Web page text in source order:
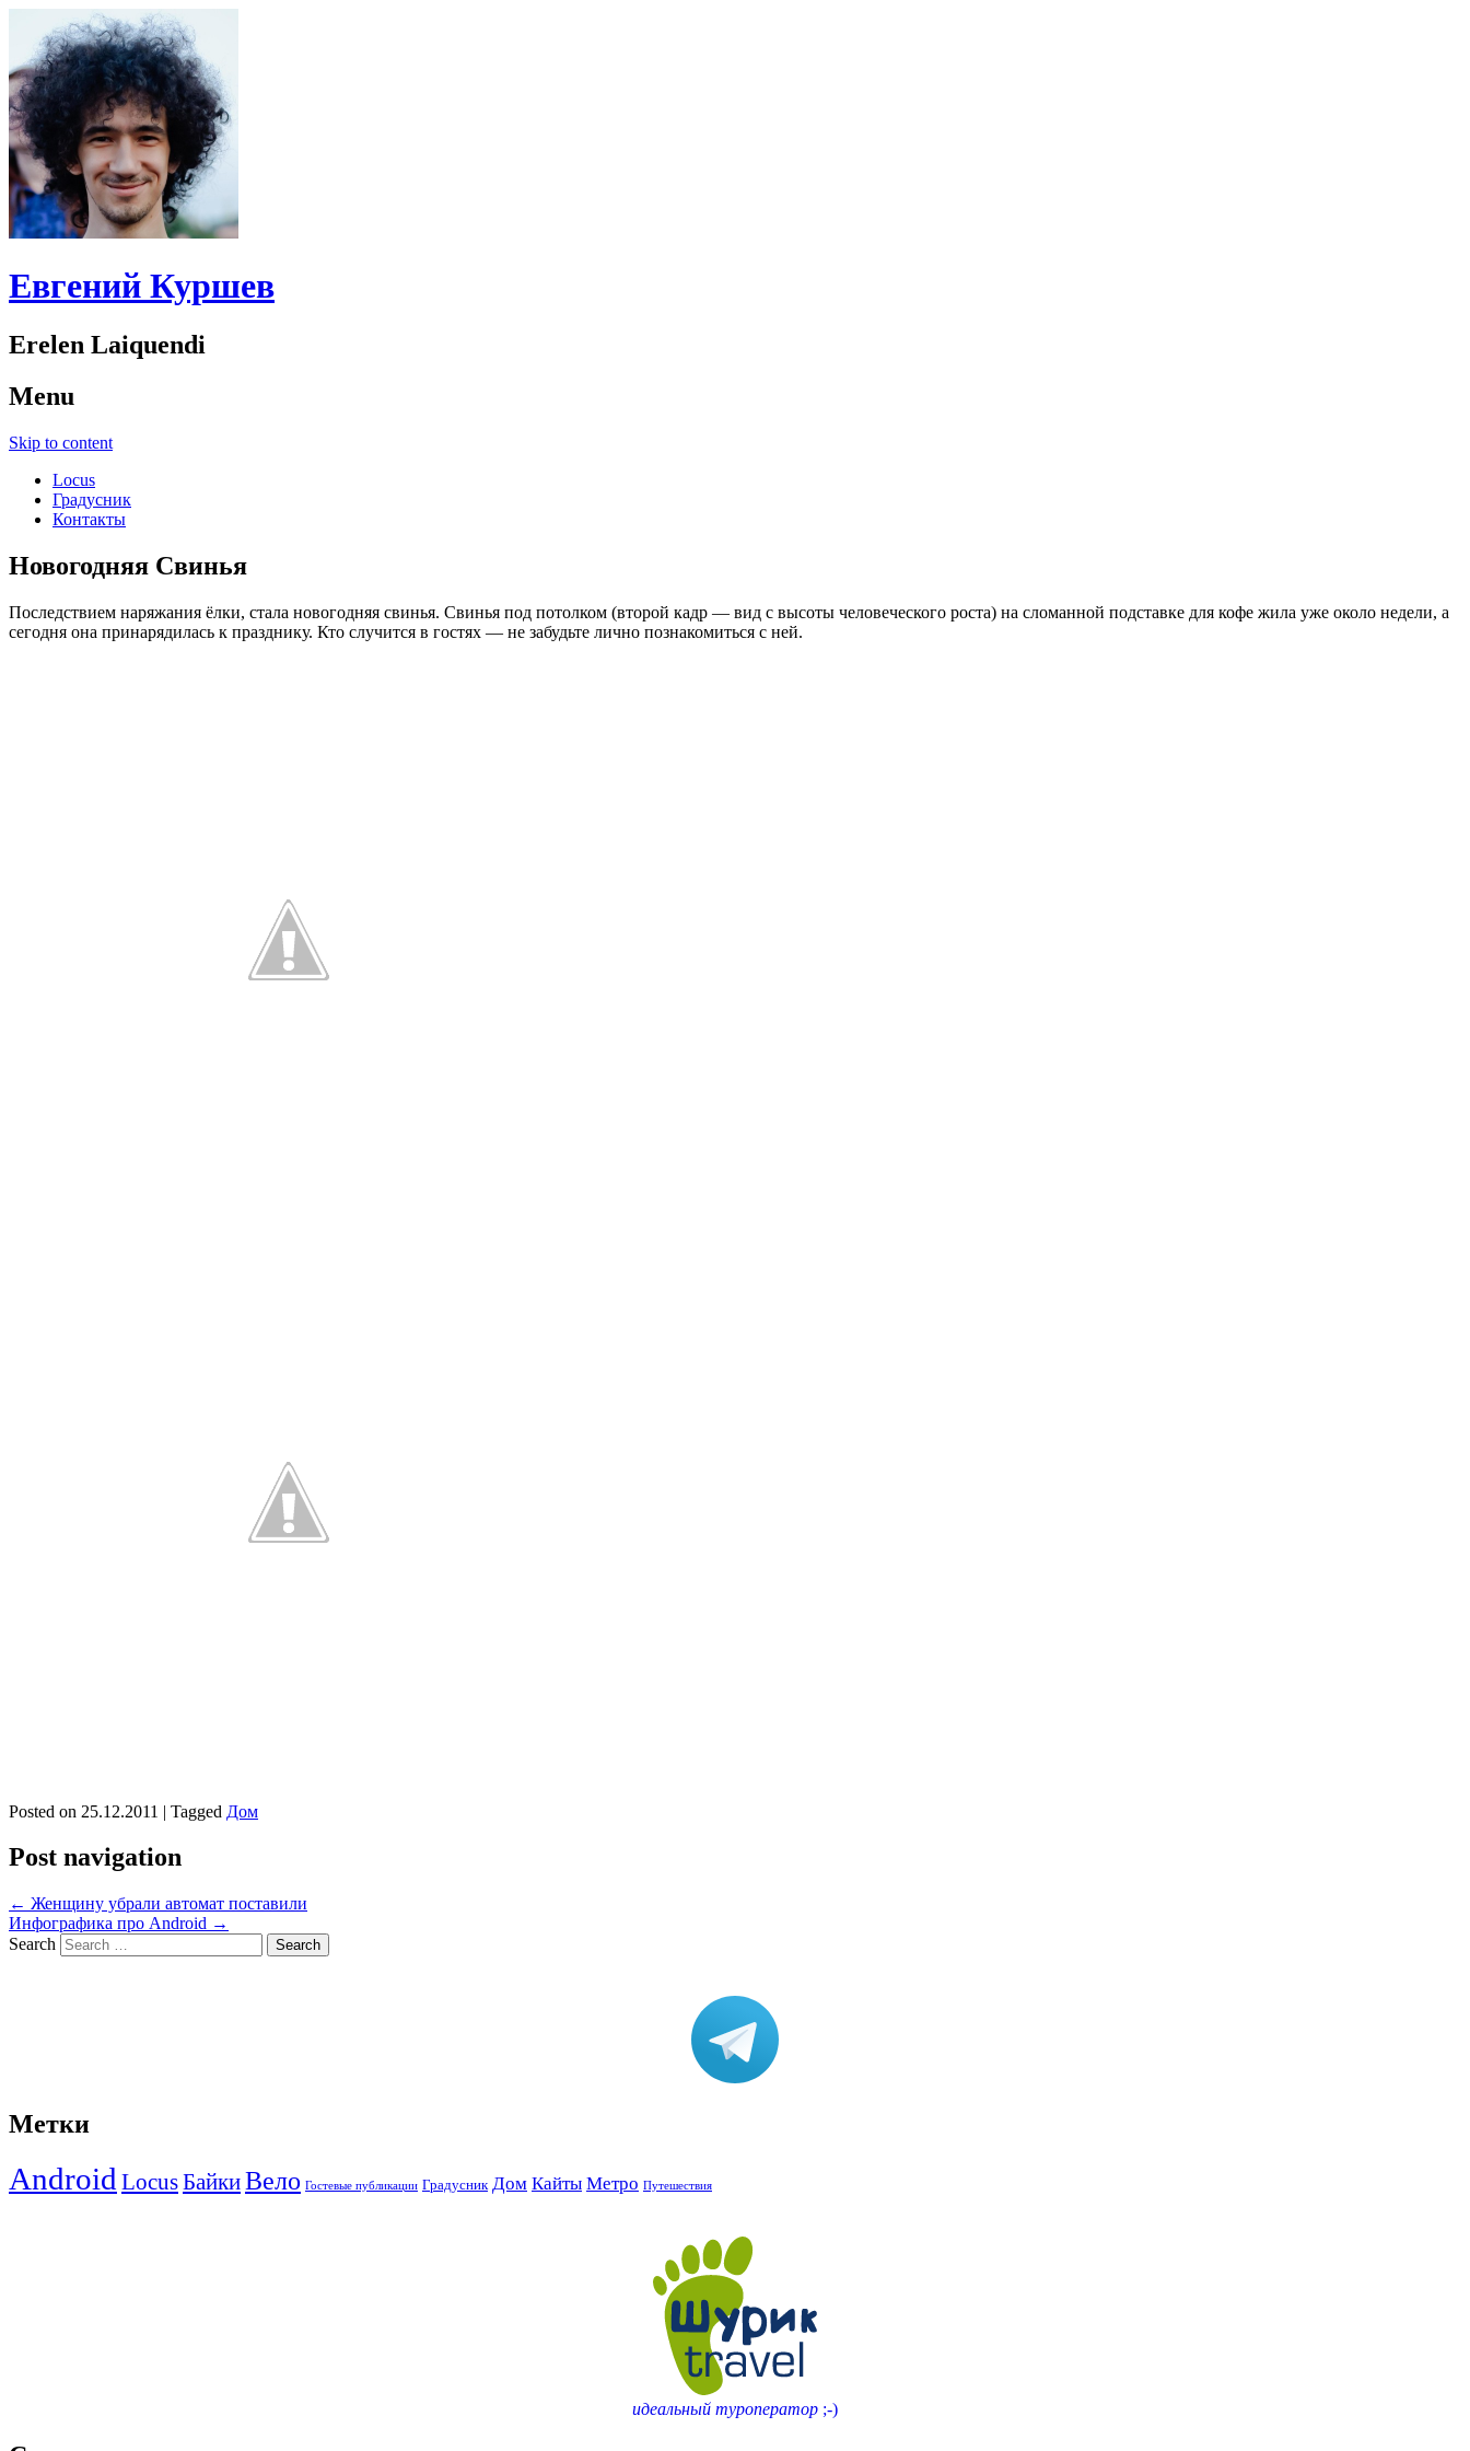
Евгений Куршев
Erelen Laiquendi
Menu
Skip to content
Locus
Градусник
Контакты
Новогодняя Свинья
Последствием наряжания ёлки, стала новогодняя свинья. Свинья под потолком (второй кадр — вид с высоты человеческого роста) на сломанной подставке для кофе жила уже около недели, а
сегодня она принарядилась к празднику. Кто случится в гостях — не забудьте лично познакомиться с ней.
Posted on 25.12.2011 | Tagged Дом
Post navigation
← Женщину убрали автомат поставили
Инфографика про Android →
Search
Метки
Android LocusБайкиВело Гостевые публикации Градусник Дом Кайты Метро Путешествия
идеальный туроператор ;-)